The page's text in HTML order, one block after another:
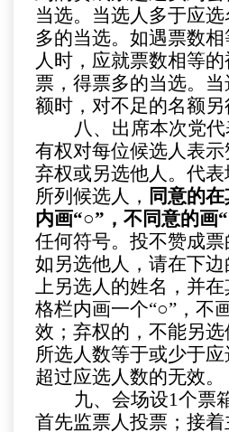
当选。当选人多于应
多的当选。如遇票数
人时，应就票数相等
票，得票多的当选。
额时，对不足的名额另
八、出席本次党代
有权对每位候选人表示
弃权或另选他人。代
所列候选人， 同意的
内画“○”，不同意的画
任何符号。投不赞成票
如另选他人，请在下
上另选人的姓名，并
格栏内画一个“○”，不
效；弃权的，不能另
所选人数等于或少于应
超过应选人数的无效。
九、会场设1个票
首先监票人投票；接